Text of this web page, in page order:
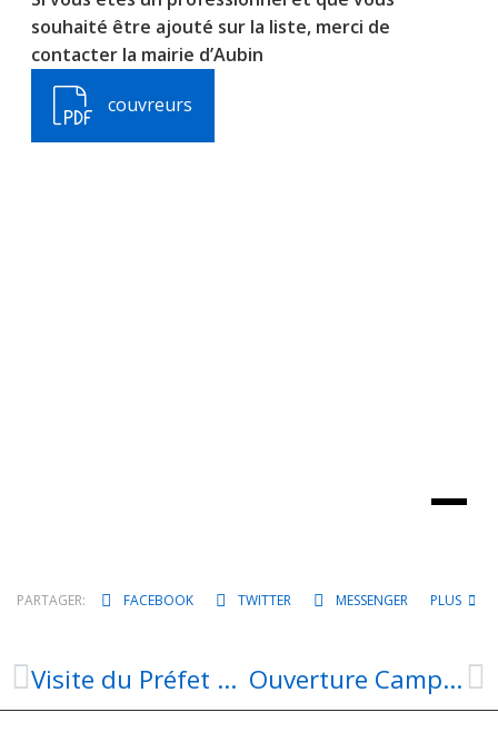
souhaité être ajouté sur la liste, merci de
contacter la mairie d’Aubin
couvreurs
PARTAGER: FACEBOOK TWITTER MESSENGER PLUS
Visite du Préfet de l’Aveyron et du Sous-Préfet Ouverture Camping-car PARK d’Aubin